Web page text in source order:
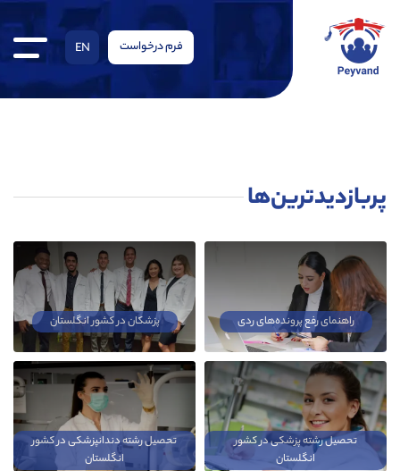
فرم درخواست EN
پربازدیدترین‌ها
راهنمای رفع پرونده‌های ردی پزشکان در کشور انگلستان
تحصیل رشته پزشکی در کشور
انگلستان
تحصیل رشته دندانپزشکی در کشور
انگلستان